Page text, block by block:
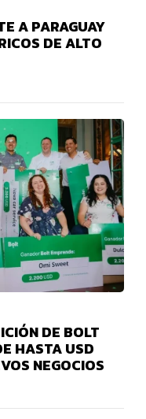
A PARAGUAY
DE ALTO
DE BOLT
HASTA USD
NEGOCIOS